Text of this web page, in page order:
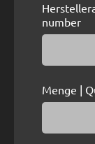
number
Menge |